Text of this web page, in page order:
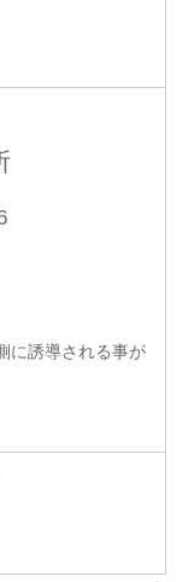
に誘導される事が